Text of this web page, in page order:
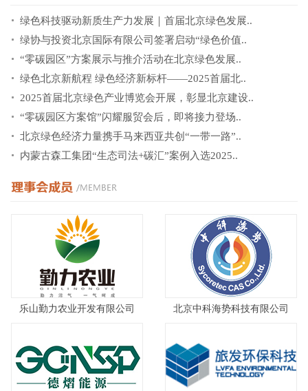
绿色科技驱动新质生产力发展｜首届北京绿色发展..
绿协与投资北京国际有限公司签署启动“绿色价值..
“零碳园区”方案展示与推介活动在北京绿色发展..
绿色北京新航程 绿色经济新标杆——2025首届北..
2025首届北京绿色产业博览会开展，彰显北京建设..
“零碳园区方案馆”闪耀服贸会后，即将接力登场..
北京绿色经济力量携手马来西亚共创“一带一路”..
内蒙古森工集团“生态司法+碳汇”案例入选2025..
乐山勤力农业开发有限公司 北京中科海势科技有限公司